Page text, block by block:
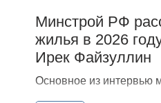
Минстрой РФ
жилья в 2026
Ирек Файзуллин
Основное из интервью